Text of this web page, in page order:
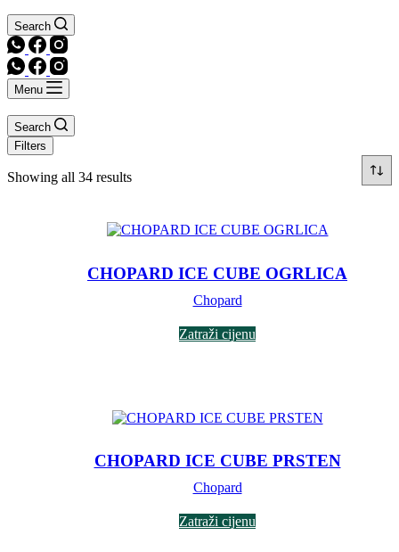
Search
Menu
Search
Filters
Showing all 34 resultsSorted
CHOPARD ICE CUBE OGRLICA
Chopard
Zatraži cijenu
CHOPARD ICE CUBE PRSTEN
Chopard
Zatraži cijenu